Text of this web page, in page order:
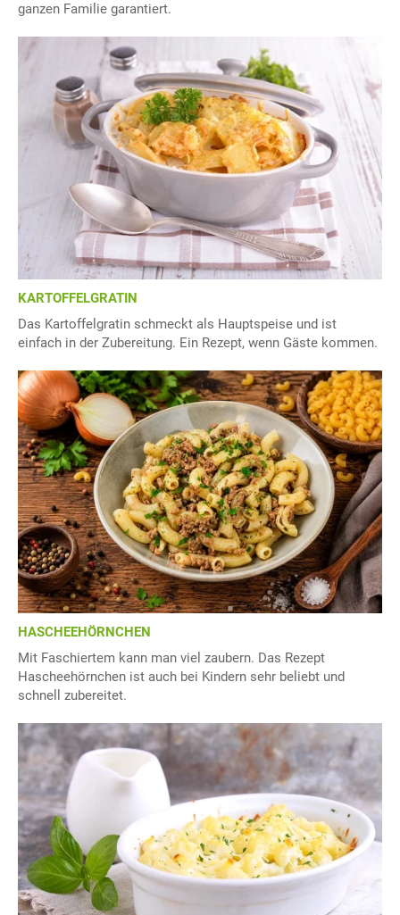
ganzen Familie garantiert.
KARTOFFELGRATIN
Das Kartoffelgratin schmeckt als Hauptspeise und ist
einfach in der Zubereitung. Ein Rezept, wenn Gäste kommen.
HASCHEEHÖRNCHEN
Mit Faschiertem kann man viel zaubern. Das Rezept
Hascheehörnchen ist auch bei Kindern sehr beliebt und
schnell zubereitet.